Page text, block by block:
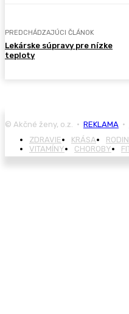
PREDCHÁDZAJÚCI ČLÁNOK
Lekárske súpravy pre nízke
teploty
© Akčné ženy, o.z. • REKLAMA •
ZDRAVIE
KRÁSA
VITAMÍNY
CHOROBY